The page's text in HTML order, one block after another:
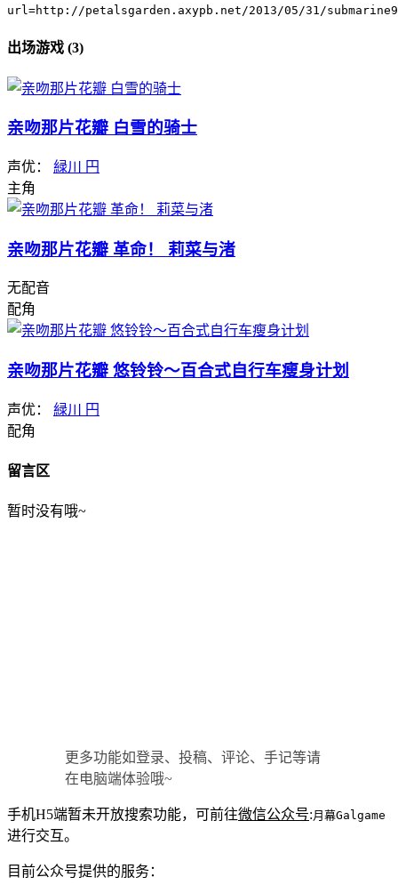
url=http://petalsgarden.axypb.net/2013/05/31/
出场游戏 (3)
亲吻那片花瓣 白雪的骑士
声优： 緑川 円
主角
亲吻那片花瓣 革命！ 莉菜与渚
无配音
配角
亲吻那片花瓣 悠铃铃～百合式自行车瘦身计划
声优： 緑川 円
配角
留言区
暂时没有哦~
更多功能如登录、投稿、评论、手记等请
在电脑端体验哦~
手机H5端暂未开放搜索功能，可前往微信公众号: 月幕Galgame
进行交互。
目前公众号提供的服务：